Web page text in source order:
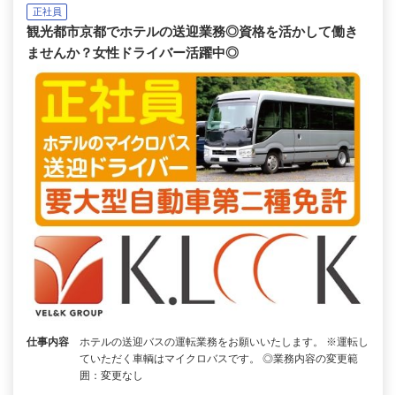
正社員
観光都市京都でホテルの送迎業務◎資格を活かして働き
ませんか？女性ドライバー活躍中◎
仕事内容
ホテルの送迎バスの運転業務をお願いいたします。 ※運転し
ていただく車輌はマイクロバスです。 ◎業務内容の変更範
囲：変更なし